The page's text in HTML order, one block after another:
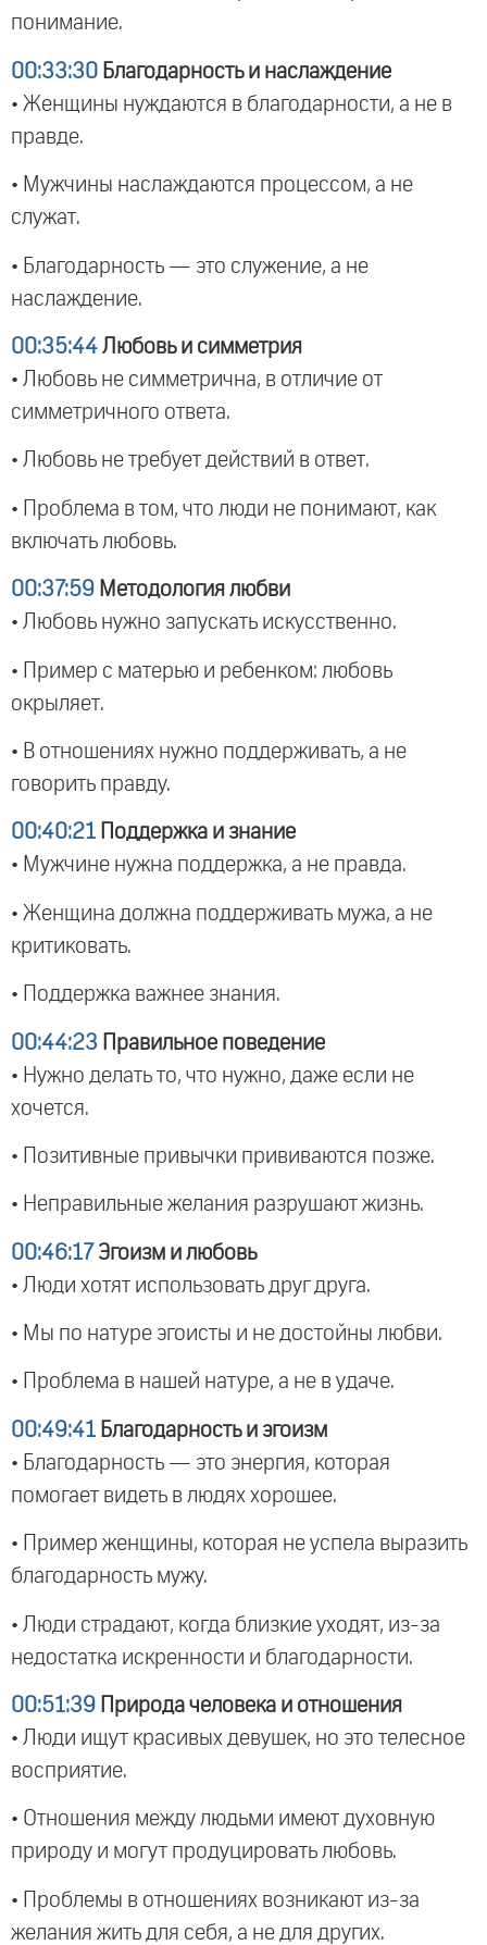
понимание.
00:33:30 Благодарность и наслаждение
• Женщины нуждаются в благодарности, а не в
правде.
• Мужчины наслаждаются процессом, а не
служат.
• Благодарность — это служение, а не
наслаждение.
00:35:44 Любовь и симметрия
• Любовь не симметрична, в отличие от
симметричного ответа.
• Любовь не требует действий в ответ.
• Проблема в том, что люди не понимают, как
включать любовь.
00:37:59 Методология любви
• Любовь нужно запускать искусственно.
• Пример с матерью и ребенком: любовь
окрыляет.
• В отношениях нужно поддерживать, а не
говорить правду.
00:40:21 Поддержка и знание
• Мужчине нужна поддержка, а не правда.
• Женщина должна поддерживать мужа, а не
критиковать.
• Поддержка важнее знания.
00:44:23 Правильное поведение
• Нужно делать то, что нужно, даже если не
хочется.
• Позитивные привычки прививаются позже.
• Неправильные желания разрушают жизнь.
00:46:17 Эгоизм и любовь
• Люди хотят использовать друг друга.
• Мы по натуре эгоисты и не достойны любви.
• Проблема в нашей натуре, а не в удаче.
00:49:41 Благодарность и эгоизм
• Благодарность — это энергия, которая
помогает видеть в людях хорошее.
• Пример женщины, которая не успела выразить
благодарность мужу.
• Люди страдают, когда близкие уходят, из-за
недостатка искренности и благодарности.
00:51:39 Природа человека и отношения
• Люди ищут красивых девушек, но это телесное
восприятие.
• Отношения между людьми имеют духовную
природу и могут продуцировать любовь.
• Проблемы в отношениях возникают из-за
желания жить для себя, а не для других.